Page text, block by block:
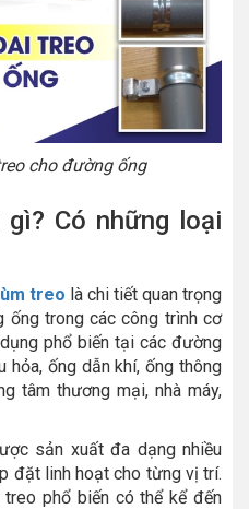
cho đường ống
Có những loại
treo là chi tiết quan trọng
trong các công trình cơ
phổ biến tại các đường
hỏa, ống dẫn khí, ống thông
tâm thương mại, nhà máy,
sản xuất đa dạng nhiều
đặt linh hoạt cho từng vị trí.
phổ biến có thể kể đến